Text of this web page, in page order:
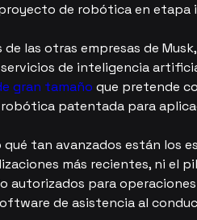
de robótica en etapa
de las otras empresas de
de inteligencia
gran tamaño que pretende
patentada para
qué tan avanzados están los
más recientes, ni el
autorizados para
de asistencia al